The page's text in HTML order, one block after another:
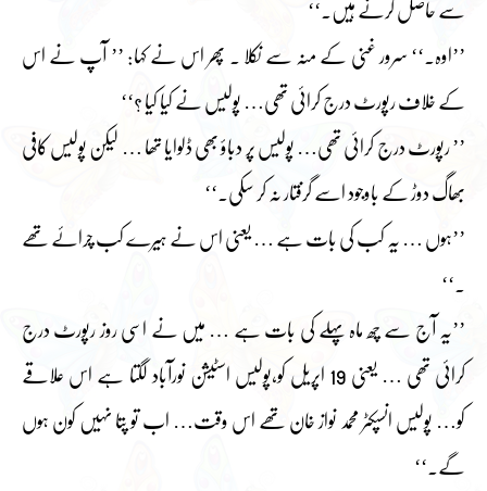
سے حاصل کرنے ہیں۔‘‘
’’اوہ۔‘‘ سرور غنی کے منہ سے نکلا ۔ پھر اس نے کہا: ’’ آپ نے اس
کے خلاف رپورٹ درج کرائی تھی… پولیس نے کیا کیا ؟‘‘
’’ رپورٹ درج کرائی تھی… پولیس پر دباؤ بھی ڈلوایا تھا … لیکن پولیس کافی
بھاگ دوڑ کے باوجود اسے گرفتار نہ کر سکی۔‘‘
’’ہوں … یہ کب کی بات ہے … یعنی اس نے ہیرے کب چرائے تھے
۔‘‘
’’یہ آج سے چھ ماہ پہلے کی بات ہے … میں نے اسی روز رپورٹ درج
کرائی تھی … یعنی 19 اپریل کو،پولیس اسٹیشن نورآباد لگتا ہے اس علاقے
کو… پولیس انسپکٹر محمد نواز خان تھے اس وقت… اب تو پتا نہیں کون ہوں
گے۔‘‘